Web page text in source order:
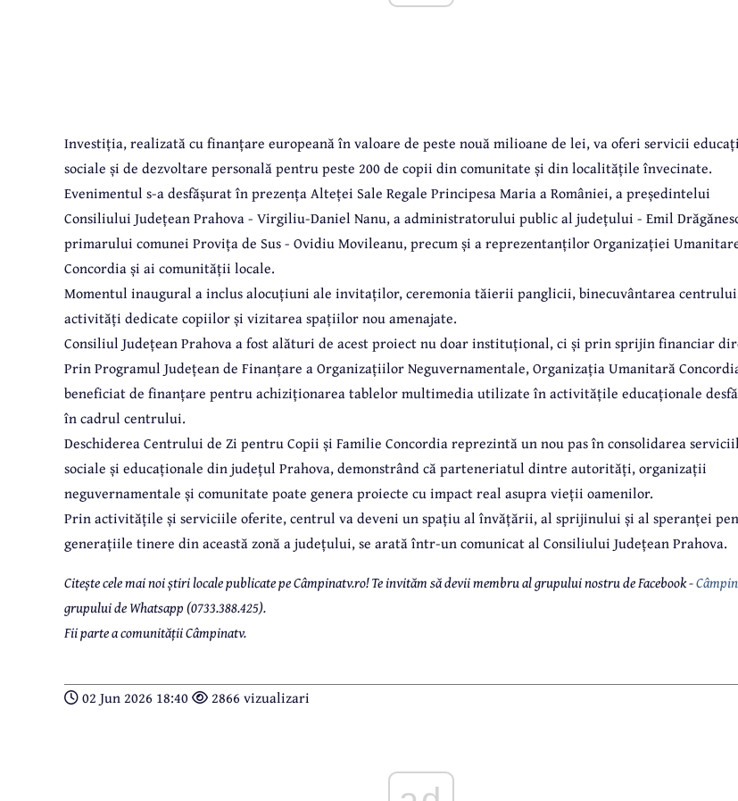
Investiția, realizată cu finanțare europeană în valoare de peste nouă milioane de lei, va oferi servicii
sociale și de dezvoltare personală pentru peste 200 de copii din comunitate și din localitățile învecinate.
Evenimentul s-a desfășurat în prezența Alteței Sale Regale Principesa Maria a României, a președintelui
Consiliului Județean Prahova - Virgiliu-Daniel Nanu, a administratorului public al județului - Emil
primarului comunei Provița de Sus - Ovidiu Movileanu, precum și a reprezentanților Organizației
Concordia și ai comunității locale.
Momentul inaugural a inclus alocuțiuni ale invitaților, ceremonia tăierii panglicii, binecuvântarea
activități dedicate copiilor și vizitarea spațiilor nou amenajate.
Consiliul Județean Prahova a fost alături de acest proiect nu doar instituțional, ci și prin sprijin financiar
Prin Programul Județean de Finanțare a Organizațiilor Neguvernamentale, Organizația Umanitară
beneficiat de finanțare pentru achiziționarea tablelor multimedia utilizate în activitățile educaționale
în cadrul centrului.
Deschiderea Centrului de Zi pentru Copii și Familie Concordia reprezintă un nou pas în consolidarea
sociale și educaționale din județul Prahova, demonstrând că parteneriatul dintre autorități, organizații
neguvernamentale și comunitate poate genera proiecte cu impact real asupra vieții oamenilor.
Prin activitățile și serviciile oferite, centrul va deveni un spațiu al învățării, al sprijinului și al speranței
generațiile tinere din această zonă a județului, se arată într-un comunicat al Consiliului Județean Prahova.
Citește cele mai noi știri locale publicate pe Câmpinatv.ro! Te invităm să devii membru al grupului nostru de Facebook -
grupului de Whatsapp (0733.388.425).
Fii parte a comunității Câmpinatv.
02 Jun 2026 18:40 2866 vizualizari